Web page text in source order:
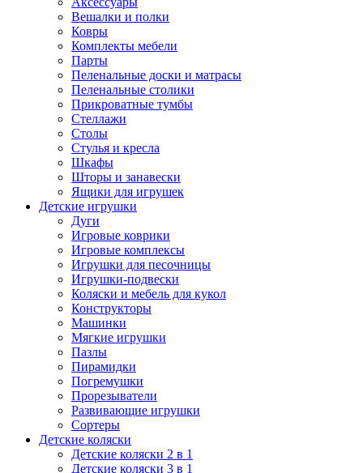
Вешалки и полки
Ковры
Комплекты мебели
Парты
Пеленальные доски и матрасы
Пеленальные столики
Прикроватные тумбы
Стеллажи
Столы
Стулья и кресла
Шкафы
Шторы и занавески
Ящики для игрушек
Детские игрушки
Дуги
Игровые коврики
Игровые комплексы
Игрушки для песочницы
Игрушки-подвески
Коляски и мебель для кукол
Конструкторы
Машинки
Мягкие игрушки
Пазлы
Пирамидки
Погремушки
Прорезыватели
Развивающие игрушки
Сортеры
Детские коляски
Детские коляски 2 в 1
Детские коляски 3 в 1